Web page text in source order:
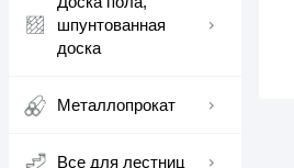
шпунтованная
доска
Металлопрокат
Все для лестниц